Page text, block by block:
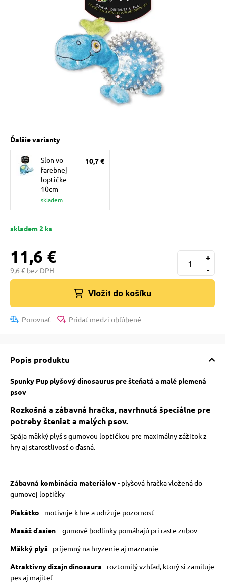
mačky
mačky
Ďalšie varianty
Slon vo
farebnej
loptičke
10cm
skladem
10,7 €
skladem 2 ks
11,6 €
9,6 € bez DPH -
+
Vložit do košíku
Porovnať Pridať medzi obľúbené
Popis produktu
Spunky Pup plyšový dinosaurus pre šteňatá a malé plemená
psov
Rozkošná a zábavná hračka, navrhnutá špeciálne pre
potreby šteniat a malých psov.
Spája mäkký plyš s gumovou loptičkou pre maximálny zážitok z
hry aj starostlivosť o ďasná.
Zábavná kombinácia materiálov- plyšová hračka vložená do
gumovej loptičky
Pískátko - motivuje k hre a udržuje pozornosť
Masáž ďasien– gumové bodlinky pomáhajú pri raste zubov
Mäkký plyš- príjemný na hryzenie aj maznanie
Atraktívny dizajn dinosaura - roztomilý vzhľad, ktorý si zamiluje
pes aj majiteľ